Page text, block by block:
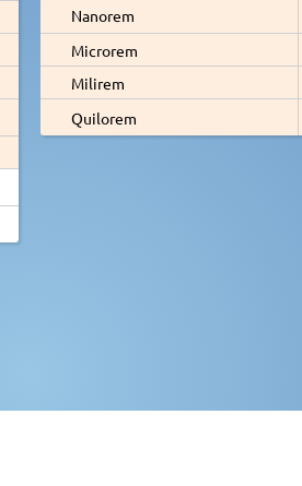
Nanorem
Microrem
Milirem
Quilorem